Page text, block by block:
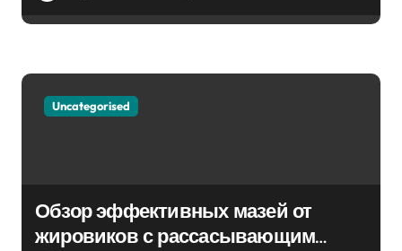
Uncategorised
Обзор эффективных мазей от
жировиков с рассасывающим